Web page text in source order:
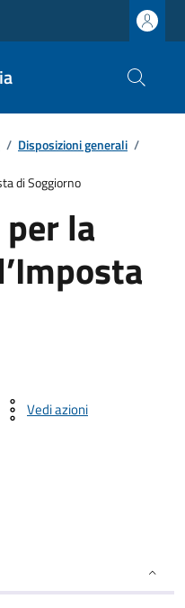
/ Disposizioni generali /
di Soggiorno
la
Vedi azioni